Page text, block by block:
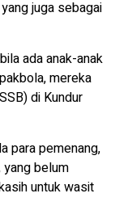
juga sebagai
ada anak-anak
mereka
di Kundur
para pemenang,
yang belum
untuk wasit